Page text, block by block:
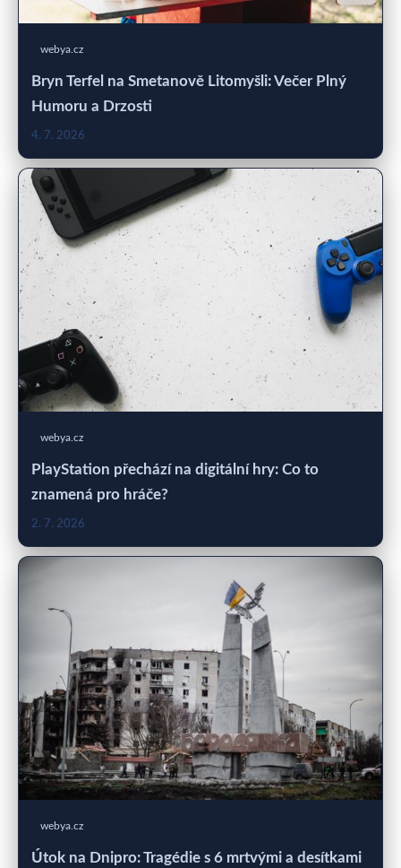
webya.cz
Bryn Terfel na Smetanově Litomyšli: Večer Plný
Humoru a Drzosti
4. 7. 2026
webya.cz
PlayStation přechází na digitální hry: Co to
znamená pro hráče?
2. 7. 2026
webya.cz
Útok na Dnipro: Tragédie s 6 mrtvými a desítkami